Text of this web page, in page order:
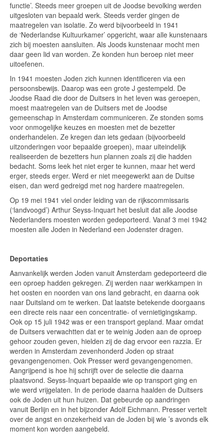
functie’. Steeds meer groepen uit de Joodse bevolking werden
uitgesloten van bepaald werk. Steeds verder gingen de
maatregelen van isolatie. Zo werd bijvoorbeeld in 1941
de ‘Nederlandse Kultuurkamer’ opgericht, waar alle kunstenaars
zich bij moesten aansluiten. Als Joods kunstenaar mocht men
daar geen lid van worden. Ze konden hun beroep niet meer
uitoefenen.
In 1941 moesten Joden zich kunnen identificeren via een
persoonsbewijs. Daarop was een grote J gestempeld. De
Joodse Raad die door de Duitsers in het leven was geroepen,
moest maatregelen van de Duitsers met de Joodse
gemeenschap in Amsterdam communiceren. Ze stonden soms
voor onmogelijke keuzes en moesten met de bezetter
onderhandelen. Ze kregen dan iets gedaan (bijvoorbeeld
uitzonderingen voor bepaalde groepen), maar uiteindelijk
realiseerden de bezetters hun plannen zoals zij die hadden
bedacht. Soms leek het niet erger te kunnen, maar het werd
erger, steeds erger. Werd er niet meegewerkt aan de Duitse
eisen, dan werd gedreigd met nog hardere maatregelen.
Op 19 mei 1941 viel onder leiding van de rijkscommissaris
(‘landvoogd’) Arthur Seyss-Inquart het besluit dat alle Joodse
Nederlanders moesten worden gedeporteerd. Vanaf 3 mei 1942
moesten alle Joden in Nederland een Jodenster dragen.
Deportaties
Aanvankelijk werden Joden vanuit Amsterdam gedeporteerd die
een oproep hadden gekregen. Zij werden naar werkkampen in
het oosten en noorden van ons land gebracht, en daarna ook
naar Duitsland om te werken. Dat laatste betekende doorgaans
een directe reis naar een concentratie- of vernietigingskamp.
Ook op 15 juli 1942 was er een transport gepland. Maar omdat
de Duitsers verwachtten dat er te weinig Joden aan de oproep
gehoor zouden geven, hielden zij de dag ervoor een razzia. Er
werden in Amsterdam zevenhonderd Joden op straat
gevangengenomen. Ook Presser werd gevangengenomen.
Aangrijpend is hoe hij schrijft over de selectie die daarna
plaatsvond. Seyss-Inquart bepaalde wie op transport ging en
wie werd vrijgelaten. In de periode daarna haalden de Duitsers
ook de Joden uit hun huizen. Dat gebeurde op aandringen
vanuit Berlijn en in het bijzonder Adolf Eichmann. Presser vertelt
over de angst en onzekerheid van de Joden bij wie ’s avonds elk
moment kon worden aangebeld.